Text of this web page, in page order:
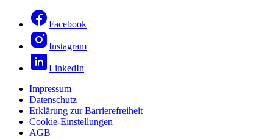
Facebook
Instagram
LinkedIn
Impressum
Datenschutz
Erklärung zur Barrierefreiheit
Cookie-Einstellungen
AGB